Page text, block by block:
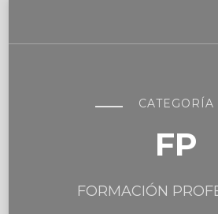
CATEGORÍA
FP
FORMACIÓN